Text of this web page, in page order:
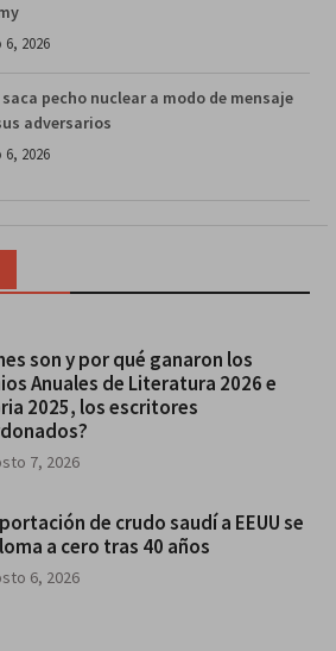
2026
saca pecho nuclear a modo de mensaje
adversarios
2026
son y por qué ganaron los
Anuales de Literatura 2026 e
2025, los escritores
7, 2026
de crudo saudí a EEUU se
a cero tras 40 años
6, 2026